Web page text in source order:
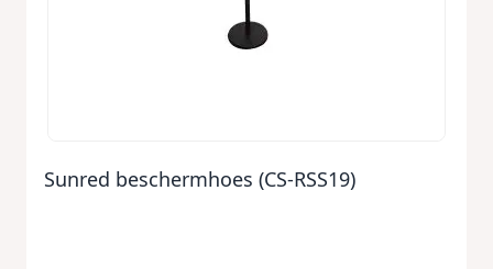
Sunred beschermhoes (CS-RSS19)